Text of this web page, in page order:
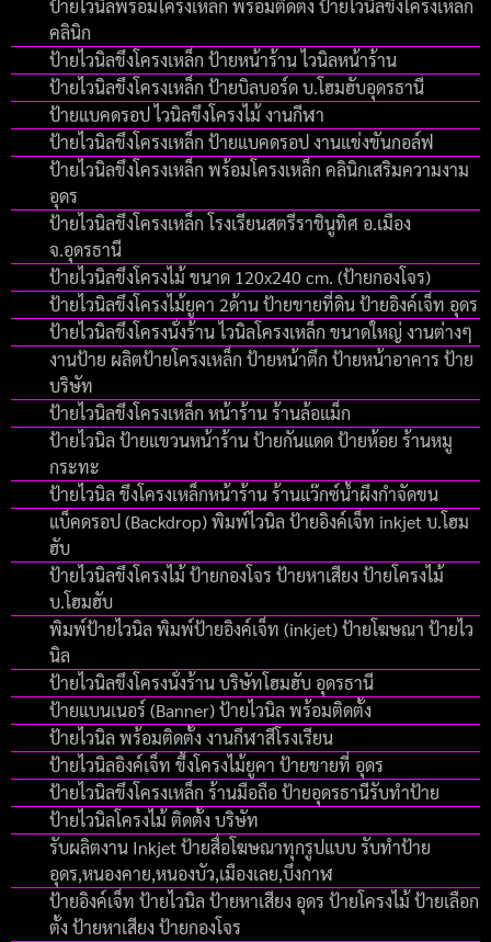
ป้ายไวนิลพร้อมโครงเหล็ก พร้อมติดตั้ง ป้ายไวนิลขึงโครงเหล็ก
คลินิก
ป้ายไวนิลขึงโครงเหล็ก ป้ายหน้าร้าน ไวนิลหน้าร้าน
ป้ายไวนิลขึงโครงเหล็ก ป้ายบิลบอร์ด บ.โฮมฮับอุดรธานี
ป้ายแบคดรอป ไวนิลขึงโครงไม้ งานกีฬา
ป้ายไวนิลขึงโครงเหล็ก ป้ายแบคดรอป งานแข่งขันกอล์ฟ
ป้ายไวนิลขึงโครงเหล็ก พร้อมโครงเหล็ก คลินิกเสริมความงาม
อุดร
ป้ายไวนิลขึงโครงเหล็ก โรงเรียนสตรีราชินูทิศ อ.เมือง
จ.อุดรธานี
ป้ายไวนิลขึงโครงไม้ ขนาด 120x240 cm. (ป้ายกองโจร)
ป้ายไวนิลขึงโครงไม้ยูคา 2ด้าน ป้ายขายที่ดิน ป้ายอิงค์เจ็ท อุดร
ป้ายไวนิลขึงโครงนั่งร้าน ไวนิลโครงเหล็ก ขนาดใหญ่ งานต่างๆ
งานป้าย ผลิตป้ายโครงเหล็ก ป้ายหน้าตึก ป้ายหน้าอาคาร ป้าย
บริษัท
ป้ายไวนิลขึงโครงเหล็ก หน้าร้าน ร้านล้อแม็ก
ป้ายไวนิล ป้ายแขวนหน้าร้าน ป้ายกันแดด ป้ายห้อย ร้านหมู
กระทะ
ป้ายไวนิล ขึงโครงเหล็กหน้าร้าน ร้านแว๊กซ์น้ำผึงกำจัดขน
แบ็คดรอป (Backdrop) พิมพ์ไวนิล ป้ายอิงค์เจ็ท inkjet บ.โฮม
ฮับ
ป้ายไวนิลขึงโครงไม้ ป้ายกองโจร ป้ายหาเสียง ป้ายโครงไม้
บ.โฮมฮับ
พิมพ์ป้ายไวนิล พิมพ์ป้ายอิงค์เจ็ท (inkjet) ป้ายโฆษณา ป้ายไว
นิล
ป้ายไวนิลขึงโครงนั่งร้าน บริษัทโฮมฮับ อุดรธานี
ป้ายแบนเนอร์ (Banner) ป้ายไวนิล พร้อมติดตั้ง
ป้ายไวนิล พร้อมติดตั้ง งานกีฬาสีโรงเรียน
ป้ายไวนิลอิงค์เจ็ท ขึ้งโครงไม้ยูคา ป้ายขายที่ อุดร
ป้ายไวนิลขึงโครงเหล็ก ร้านมือถือ ป้ายอุดรธานีรับทำป้าย
ป้ายไวนิลโครงไม้ ติดตั้ง บริษัท
รับผลิตงาน Inkjet ป้ายสื่อโฆษณาทุกรูปแบบ รับทำป้าย
อุดร,หนองคาย,หนองบัว,เมืองเลย,บึงกาฬ
ป้ายอิงค์เจ็ท ป้ายไวนิล ป้ายหาเสียง อุดร ป้ายโครงไม้ ป้ายเลือก
ตั้ง ป้ายหาเสียง ป้ายกองโจร